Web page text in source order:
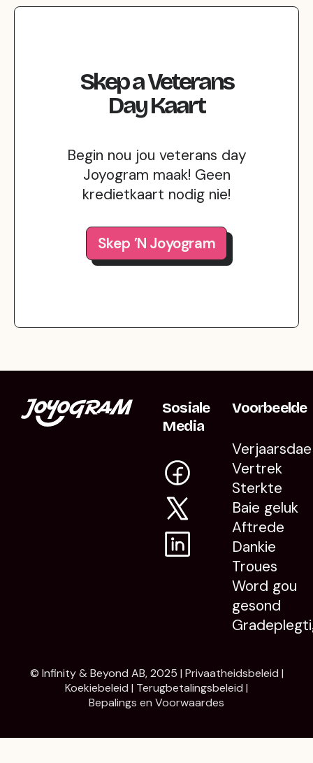
SkepaVeterans
DayKaart
Begin nou jou veterans day
Joyogram maak! Geen
kredietkaart nodig nie!
Skep ’n Joyogram
Sosiale
Media
Voorbeelde
Verjaarsdae
Vertrek
Sterkte
Baie geluk
Aftrede
Dankie
Troues
Word gou
gesond
© Infinity & Beyond AB, 2025 | Privaatheidsbeleid |
Koekiebeleid | Terugbetalingsbeleid |
Bepalings en Voorwaardes